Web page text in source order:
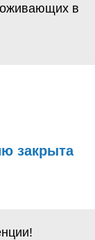
в
закрыта